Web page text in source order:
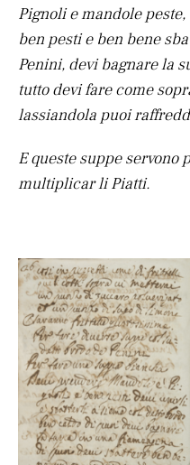
Pignoli e mandole
ben pesti e ben bene
Penini, devi bagnare la
tutto devi fare come
lassiandola puoi
E queste suppe servono
multiplicar li Piatti.